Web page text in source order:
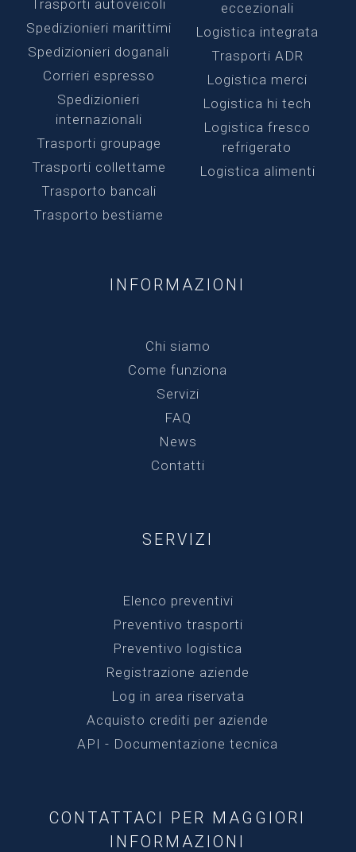
Trasporti autoveicoli
Spedizionieri marittimi
Spedizionieri doganali
Corrieri espresso
Spedizionieri
internazionali
Trasporti groupage
Trasporti collettame
Trasporto bancali
Trasporto bestiame
eccezionali
Logistica integrata
Trasporti ADR
Logistica merci
Logistica hi tech
Logistica fresco
refrigerato
Logistica alimenti
INFORMAZIONI
Chi siamo
Come funziona
Servizi
FAQ
News
Contatti
SERVIZI
Elenco preventivi
Preventivo trasporti
Preventivo logistica
Registrazione aziende
Log in area riservata
Acquisto crediti per aziende
API - Documentazione tecnica
CONTATTACI PER MAGGIORI
INFORMAZIONI